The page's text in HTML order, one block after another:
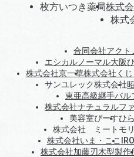
枚方いつき薬局株式
株式
合同会社アクト
エシカルノーマル大阪
株式会社京一華株式会社くじ
サンユレック株式会社
東亜高級継手バル
株式会社ナチュラルフ
美容室ぴーすひ
株式会社 ミートモ
株式会社いま・ここ
株式会社加藤刃木型製作